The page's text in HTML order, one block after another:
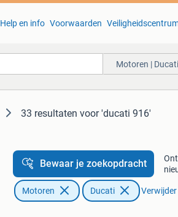
Help en info Voorwaarden
Motoren | Ducati
33 resultaten voor 'ducati 916'
Bewaar je zoekopdracht
Motoren Ducati